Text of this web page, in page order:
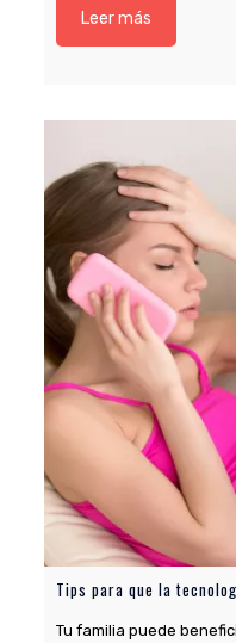
Leer más
Tips para que la
Tu familia puede